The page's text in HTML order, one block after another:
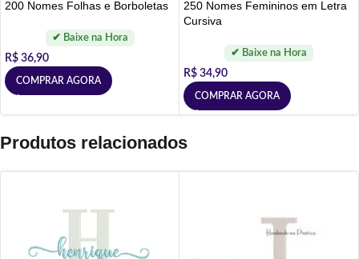
200 Nomes Folhas e Borboletas
R$ 36,90
COMPRAR AGORA
250 Nomes Femininos em Letra
Cursiva
R$ 34,90
COMPRAR AGORA
Produtos relacionados